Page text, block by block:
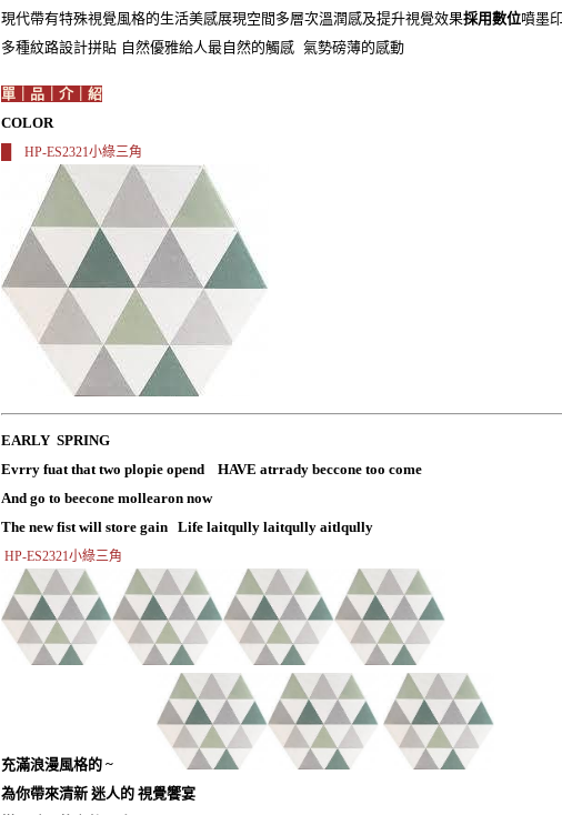
現代帶有特殊視覺風格的生活美感展現空間多層次溫潤感及提升視覺效果採用數位噴墨
多種紋路設計拼貼 自然優雅給人最自然的觸感 氣勢磅薄的感動
單｜品｜介｜紹
COLOR
HP-ES2321小綠三角
EARLY SPRING
Evrry fuat that two plopie opend HAVE atrrady beccone too come
And go to beecone mollearon now
The new fist will store gain Life laitqully laitqully aitlqully
HP-ES2321小綠三角
充滿浪漫風格的 ~
為你帶來清新 迷人的 視覺饗宴